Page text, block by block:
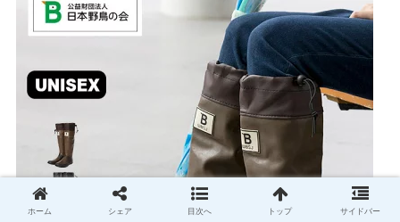
ホーム シェア 目次へ トップ サイドバー